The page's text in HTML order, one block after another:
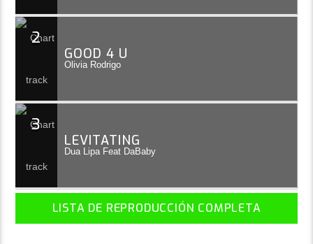
2
GOOD 4 U
Olivia Rodrigo
3
LEVITATING
Dua Lipa Feat DaBaby
LISTA DE REPRODUCCIÓN COMPLETA